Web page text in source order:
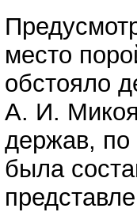
место
обстояло
А. И.
держав, по
была